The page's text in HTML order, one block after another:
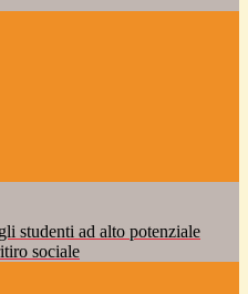
studenti ad alto potenziale
sociale